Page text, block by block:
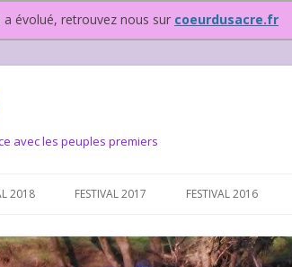
a évolué, retrouvez nous sur coeurdusacre.fr
avec les peuples premiers
2018 FESTIVAL 2017 FESTIVAL 2016